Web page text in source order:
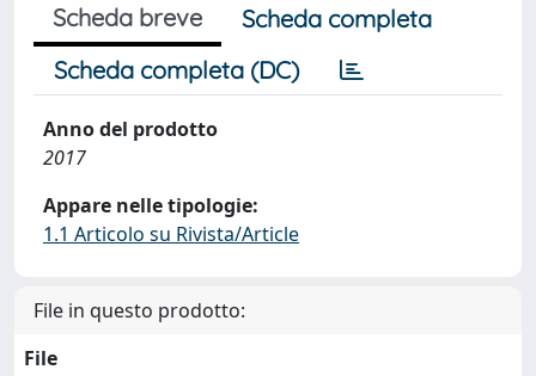
Scheda breve
Scheda completa
Scheda completa (DC)
Anno del prodotto
2017
Appare nelle tipologie:
1.1 Articolo su Rivista/Article
File in questo prodotto:
File